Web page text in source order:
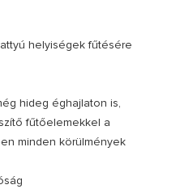
helyiségek fűtésére
hideg éghajlaton is,
fűtőelemekkel a
minden körülmények